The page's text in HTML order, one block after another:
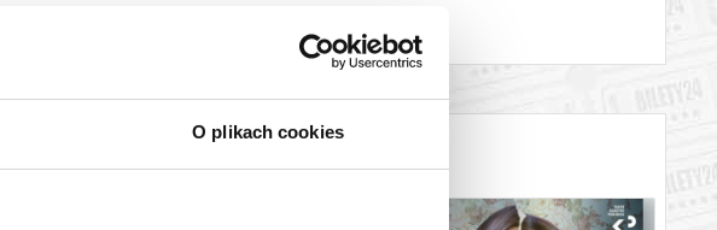
O plikach cookies